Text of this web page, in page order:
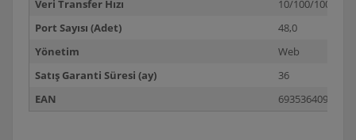
Veri Transfer Hızı
10/100/1000
Port Sayısı (Adet)
48,0
Yönetim
Web
Satış Garanti Süresi (ay)
36
EAN
6935364093532